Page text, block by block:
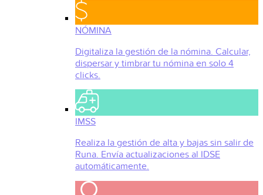
NÓMINA
Digitaliza la gestión de la nómina. Calcular,
dispersar y timbrar tu nómina en solo 4
clicks.
IMSS
Realiza la gestión de alta y bajas sin salir de
Runa. Envía actualizaciones al IDSE
automáticamente.